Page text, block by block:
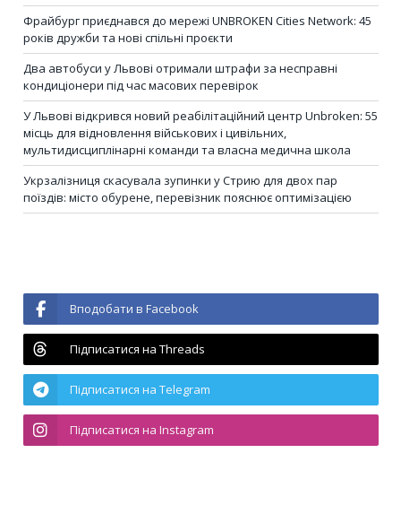
Фрайбург приєднався до мережі UNBROKEN Cities Network: 45
років дружби та нові спільні проєкти
Два автобуси у Львові отримали штрафи за несправні
кондиціонери під час масових перевірок
У Львові відкрився новий реабілітаційний центр Unbroken: 55
місць для відновлення військових і цивільних,
мультидисциплінарні команди та власна медична школа
Укрзалізниця скасувала зупинки у Стрию для двох пар
поїздів: місто обурене, перевізник пояснює оптимізацією
Вподобати в Facebook
Підписатися на Threads
Підписатися на Telegram
Підписатися на Instagram